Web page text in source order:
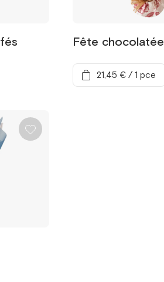
Fête chocolatée
21,45 € /1 pce